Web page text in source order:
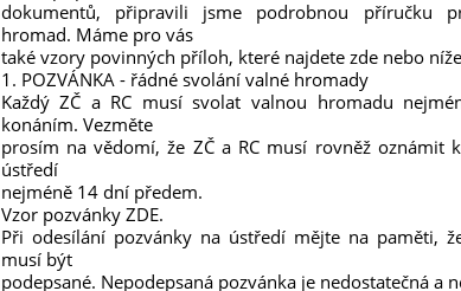
dokumentů, připravili jsme podrobnou příručku
hromad. Máme pro vás
také vzory povinných příloh, které najdete zde nebo
1. POZVÁNKA - řádné svolání valné hromady
Každý ZČ a RC musí svolat valnou hromadu
konáním. Vezměte
prosím na vědomí, že ZČ a RC musí rovněž oznámit
ústředí
nejméně 14 dní předem.
Vzor pozvánky ZDE.
Při odesílání pozvánky na ústředí mějte na paměti,
musí být
podepsané. Nepodepsaná pozvánka je nedostatečná a